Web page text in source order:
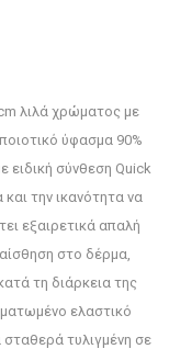
λιλά χρώματος με
ύφασμα 90%
ειδική σύνθεση Quick
την ικανότητα να
εξαιρετικά απαλή
στο δέρμα,
τη διάρκεια της
ελαστικό
τυλιγμένη σε